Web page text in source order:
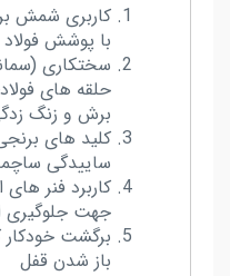
کاربری شمش
با پوشش فولاد
سختکاری
حلقه های
برش و زنگ
کلید های
ساییدگی
کاربرد فنر
جهت جلوگیری
برگشت خودکار
باز شدن قفل